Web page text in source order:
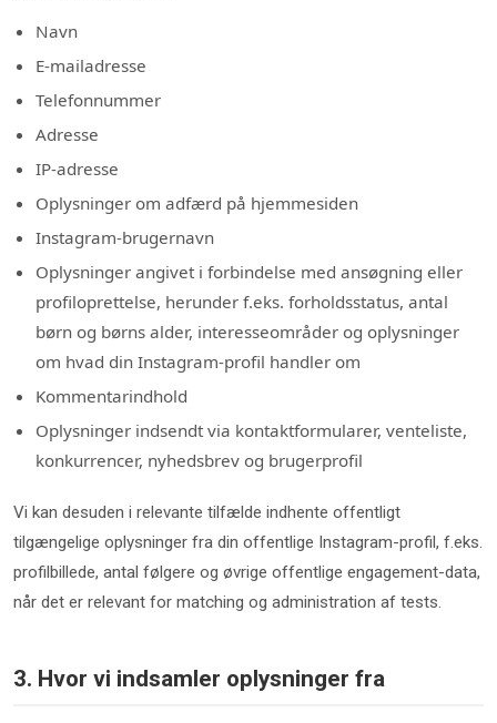
Navn
E-mailadresse
Telefonnummer
Adresse
IP-adresse
Oplysninger om adfærd på hjemmesiden
Instagram-brugernavn
Oplysninger angivet i forbindelse med ansøgning eller
profiloprettelse, herunder f.eks. forholdsstatus, antal
børn og børns alder, interesseområder og oplysninger
om hvad din Instagram-profil handler om
Kommentarindhold
Oplysninger indsendt via kontaktformularer, venteliste,
konkurrencer, nyhedsbrev og brugerprofil
Vi kan desuden i relevante tilfælde indhente offentligt
tilgængelige oplysninger fra din offentlige Instagram-profil, f.eks.
profilbillede, antal følgere og øvrige offentlige engagement-data,
når det er relevant for matching og administration af tests.
3. Hvor vi indsamler oplysninger fra